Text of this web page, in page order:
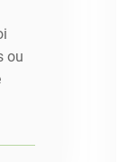
ou